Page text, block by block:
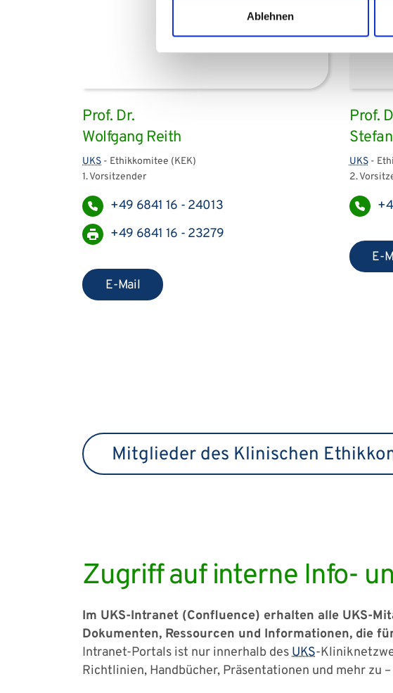
Ablehnen
Prof. Dr.
Wolfgang Reith
UKS - Ethikkomitee (KEK)
1. Vorsitzender
+49 6841 16 - 24013
+49 6841 16 - 23279
E-Mail
Prof.
UKS-
2.
E-
Mitglieder des Klinischen
Zugriff auf interne Info-
Im UKS-Intranet (Confluence) erhalten alle UKS-
Dokumenten, Ressourcen und Informationen, die
Intranet-Portals ist nur innerhalb desUKS-
Richtlinien, Handbücher, Präsentationen und mehr zu